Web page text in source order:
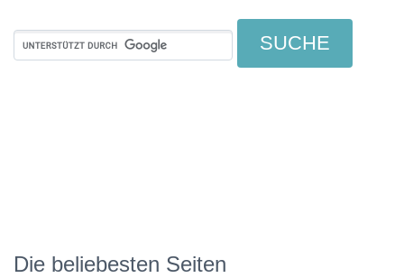
Die beliebesten Seiten